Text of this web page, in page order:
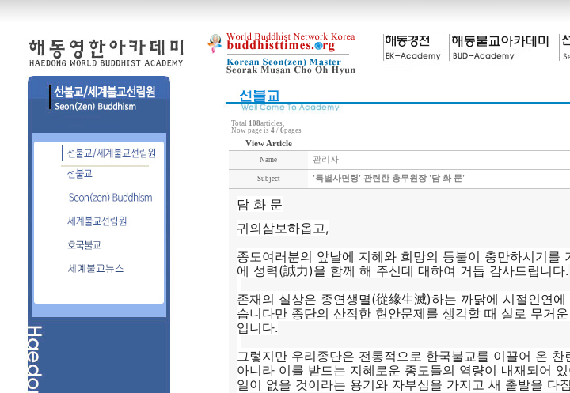
Total 108articles,
Now page is 4 / 6pages
View Article
Name 관리자
Subject '특별사면령' 관련한 총무원장 '담 화 문'
담 화 문
귀의삼보하옵고,
종도여러분의 앞날에 지혜와 희망의 등불이 충만하시기를
에 성력(誠力)을 함께 해 주신데 대하여 거듭 감사드립니다.
존재의 실상은 종연생멸(從緣生滅)하는 까닭에 시절인연
습니다만 종단의 산적한 현안문제를 생각할 때 실로 무거
입니다.
그렇지만 우리종단은 전통적으로 한국불교를 이끌어 온
아니라 이를 받드는 지혜로운 종도들의 역량이 내재되어
일이 없을 것이라는 용기와 자부심을 가지고 새 출발을 다